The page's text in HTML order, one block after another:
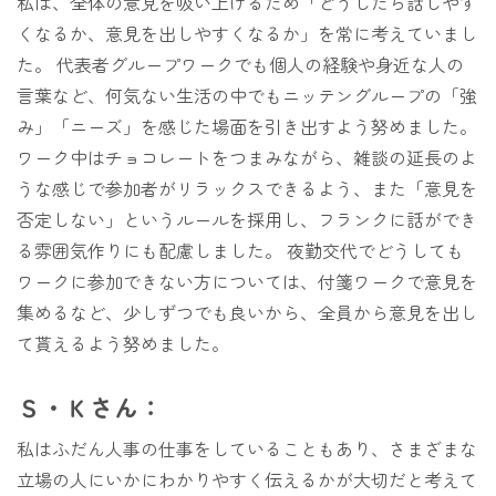
くなるか、意見を出しやすくなるか」を常に考えていまし
た。 代表者グループワークでも個人の経験や身近な人の
言葉など、何気ない生活の中でもニッテングループの「強
み」「ニーズ」を感じた場面を引き出すよう努めました。
ワーク中はチョコレートをつまみながら、雑談の延長のよ
うな感じで参加者がリラックスできるよう、また「意見を
否定しない」というルールを採用し、フランクに話ができ
る雰囲気作りにも配慮しました。 夜勤交代でどうしても
ワークに参加できない方については、付箋ワークで意見を
集めるなど、少しずつでも良いから、全員から意見を出し
て貰えるよう努めました。
Ｓ・Ｋさん：
私はふだん人事の仕事をしていることもあり、さまざまな
立場の人にいかにわかりやすく伝えるかが大切だと考えて